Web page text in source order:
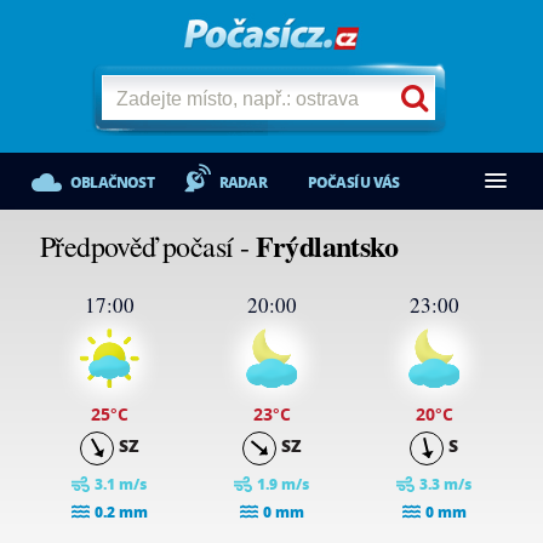
OBLAČNOST RADAR POČASÍ U VÁS
Předpověď počasí -Frýdlantsko
17:00
25°C
SZ
3.1 m/s
0.2 mm
20:00
23°C
SZ
1.9 m/s
0 mm
23:00
20°C
S
3.3 m/s
0 mm